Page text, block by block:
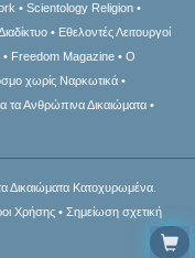
Scientology Religion
Εθελοντές Λειτουργοί
Freedom Magazine
Ο
χωρίς Ναρκωτικά
τα Ανθρώπινα Δικαιώματα
Δικαιώματα Κατοχυρωμένα.
Χρήσης • Σημείωση σχετική